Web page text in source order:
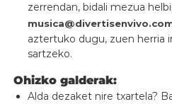
zerrendan, bidali mezua
aztertuko dugu, zuen herria
sartzeko.
Ohizko galderak:
Alda dezaket nire txartela?